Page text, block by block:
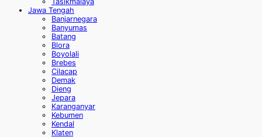
Jawa Tengah
Banjarnegara
Banyumas
Batang
Blora
Boyolali
Brebes
Cilacap
Demak
Dieng
Jepara
Karanganyar
Kebumen
Kendal
Klaten